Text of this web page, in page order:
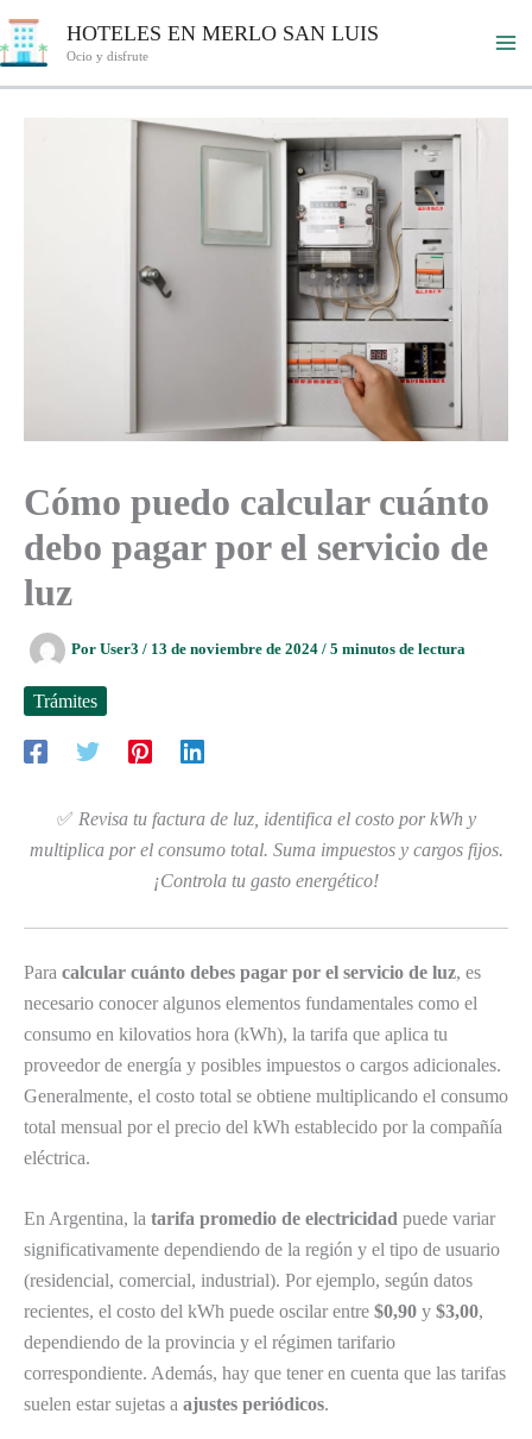
al
HOTELES EN MERLO SAN LUIS
Ocio y disfrute
Cómo puedo calcular cuánto
debo pagar por el servicio de
luz
Por User3 / 13 de noviembre de 2024 / 5 minutos de lectura
Trámites
✅ Revisa tu factura de luz, identifica el costo por kWh y
multiplica por el consumo total. Suma impuestos y cargos fijos.
¡Controla tu gasto energético!
Para calcular cuánto debes pagar por el servicio de luz, es
necesario conocer algunos elementos fundamentales como el
consumo en kilovatios hora (kWh), la tarifa que aplica tu
proveedor de energía y posibles impuestos o cargos adicionales.
Generalmente, el costo total se obtiene multiplicando el consumo
total mensual por el precio del kWh establecido por la compañía
eléctrica.
En Argentina, la tarifa promedio de electricidad puede variar
significativamente dependiendo de la región y el tipo de usuario
(residencial, comercial, industrial). Por ejemplo, según datos
recientes, el costo del kWh puede oscilar entre $0,90 y $3,00,
dependiendo de la provincia y el régimen tarifario
correspondiente. Además, hay que tener en cuenta que las tarifas
suelen estar sujetas a ajustes periódicos.